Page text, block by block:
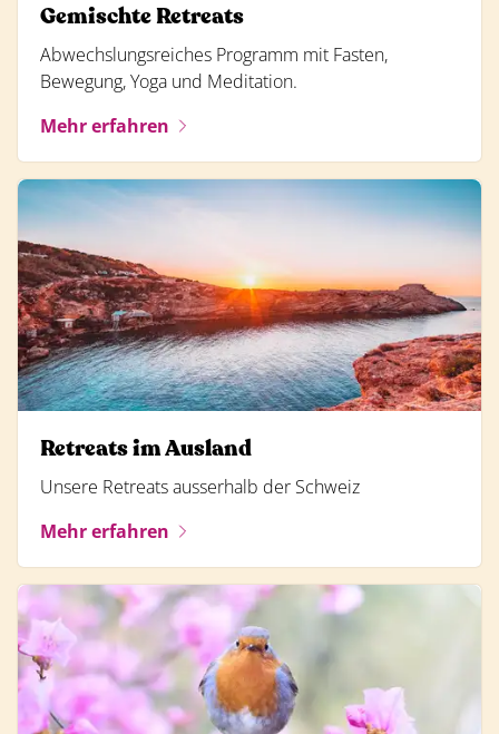
Gemischte Retreats
Abwechslungsreiches Programm mit Fasten,
Bewegung, Yoga und Meditation.
Mehr erfahren
Retreats im Ausland
Unsere Retreats ausserhalb der Schweiz
Mehr erfahren